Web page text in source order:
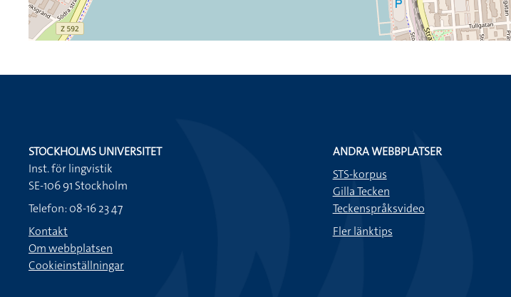
STOCKHOLMS UNIVERSITET
Inst. för lingvistik
SE-106 91 Stockholm
Telefon: 08-16 23 47
Kontakt
Om webbplatsen
Cookieinställningar
ANDRA WEBBPLATSER
STS-korpus
Gilla Tecken
Teckenspråksvideo
Fler länktips